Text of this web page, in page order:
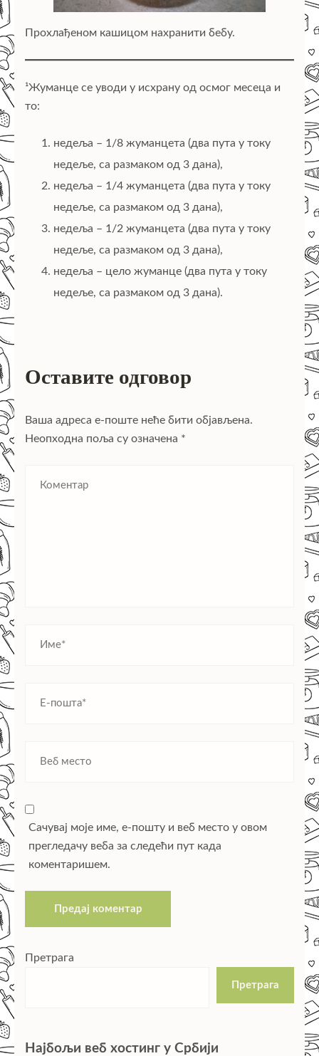
Прохлађеном кашицом нахранити бебу.
¹Жуманце се уводи у исхрану од осмог месеца и
то:
недеља – 1/8 жуманцета (два пута у току
недеље, са размаком од 3 дана),
недеља – 1/4 жуманцета (два пута у току
недеље, са размаком од 3 дана),
недеља – 1/2 жуманцета (два пута у току
недеље, са размаком од 3 дана),
недеља – цело жуманце (два пута у току
недеље, са размаком од 3 дана).
Оставите одговор
Ваша адреса е-поште неће бити објављена.
Неопходна поља су означена *
Сачувај моје име, е-пошту и веб место у овом
прегледачу веба за следећи пут када
коментаришем.
Претрага
Претрага
Најбољи веб хостинг у Србији